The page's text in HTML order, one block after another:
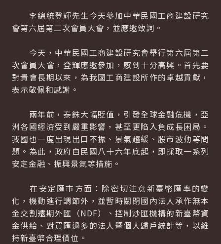
李總統登輝先生今天參加中華民國工商建設研究
會第六屆第二次會員大會，並應邀致詞。
今天，中華民國工商建設研究會舉行第六屆第二
次會員大會，登輝應邀參加，感到十分高興。首先要
對貴會長期以來，為我國工商建設所作的卓越貢獻，
表示敬佩和感謝。
兩年前，泰銖大幅貶值，引發全球金融危機，亞
洲各國經濟受到嚴重影響，甚至更陷入負成長困局。
我國也一度出現出口不振、景氣趨緩、股市波動等問
題。為此，政府自民國八十六年底起，即採取一系列
安定金融、振興景氣等措施。
在安定匯市方面：除密切注意新臺幣匯率的變
化，機動進行調節外，並暫時關閉國內法人承作無本
金交割遠期外匯（NDF）、控制炒匯機構的新臺幣資
金供給、對買匯過多的法人暨個人歸戶統計等，以維
持新臺幣合理價位。